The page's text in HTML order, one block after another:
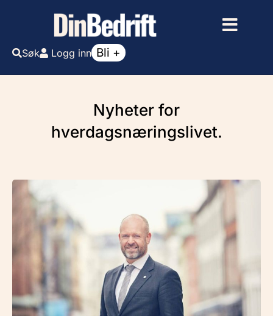
Søk Logg inn Bli +
Nyheter for
hverdagsnæringslivet.